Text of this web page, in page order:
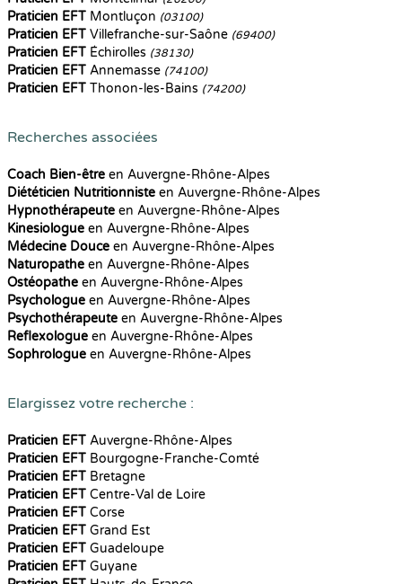
Praticien EFT Montluçon (03100)
Praticien EFT Villefranche-sur-Saône (69400)
Praticien EFT Échirolles (38130)
Praticien EFT Annemasse (74100)
Praticien EFT Thonon-les-Bains (74200)
Recherches associées
Coach Bien-être en Auvergne-Rhône-Alpes
Diététicien Nutritionniste en Auvergne-Rhône-Alpes
Hypnothérapeute en Auvergne-Rhône-Alpes
Kinesiologue en Auvergne-Rhône-Alpes
Médecine Douce en Auvergne-Rhône-Alpes
Naturopathe en Auvergne-Rhône-Alpes
Ostéopathe en Auvergne-Rhône-Alpes
Psychologue en Auvergne-Rhône-Alpes
Psychothérapeute en Auvergne-Rhône-Alpes
Reflexologue en Auvergne-Rhône-Alpes
Sophrologue en Auvergne-Rhône-Alpes
Elargissez votre recherche :
Praticien EFT Auvergne-Rhône-Alpes
Praticien EFT Bourgogne-Franche-Comté
Praticien EFT Bretagne
Praticien EFT Centre-Val de Loire
Praticien EFT Corse
Praticien EFT Grand Est
Praticien EFT Guadeloupe
Praticien EFT Guyane